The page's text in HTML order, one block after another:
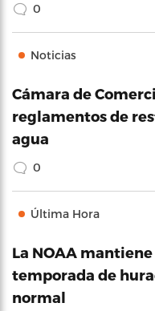
0
Noticias
Cámara de
reglamentos de
agua
0
Última Hora
La NOAA
temporada de
normal